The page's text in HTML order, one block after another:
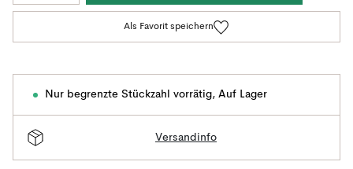
Als Favorit speichern
Nur begrenzte Stückzahl vorrätig, Auf Lager
Versandinfo